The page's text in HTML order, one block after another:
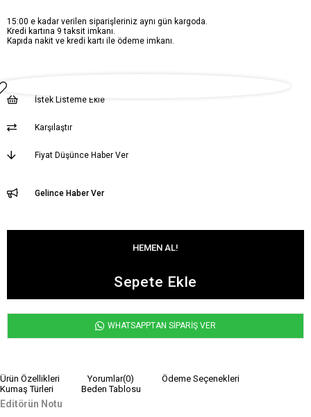
15:00 e kadar verilen siparişleriniz aynı gün kargoda.
Kredi kartına 9 taksit imkanı.
Kapıda nakit ve kredi kartı ile ödeme imkanı.
İstek Listeme Ekle
Karşılaştır
Fiyat Düşünce Haber Ver
Gelince Haber Ver
WHATSAPPTAN SİPARİŞ VER
Ürün Özellikleri Yorumlar(0)
Ödeme Seçenekleri
Kumaş Türleri
Beden Tablosu
Editörün Notu